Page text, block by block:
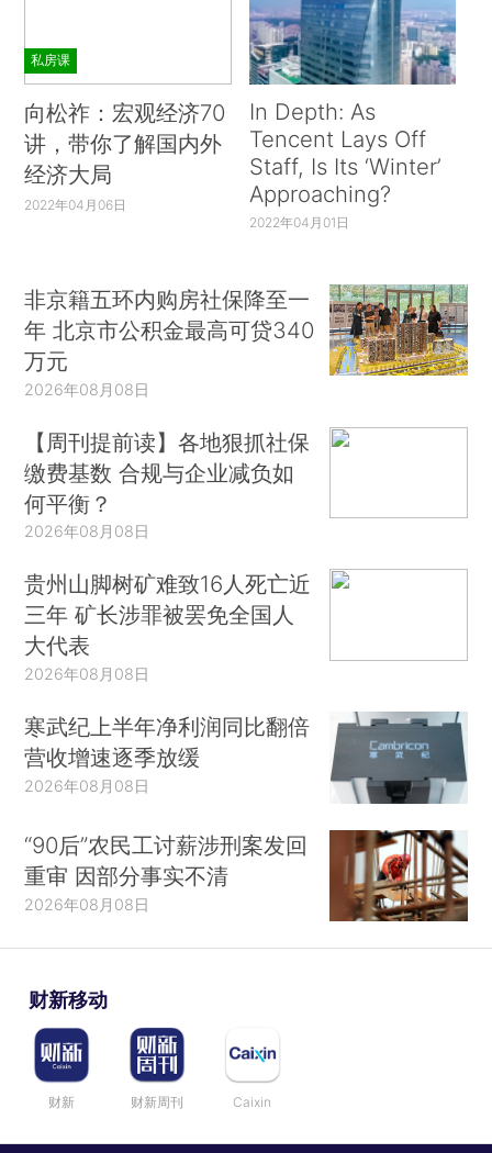
私房课
向松祚：宏观经济70
讲，带你了解国内外
经济大局
2022年04月06日
In Depth: As
Tencent Lays Off
Staff, Is Its ‘Winter’
Approaching?
2022年04月01日
非京籍五环内购房社保降至一
年 北京市公积金最高可贷340
万元
2026年08月08日
【周刊提前读】各地狠抓社保
缴费基数 合规与企业减负如
何平衡？
2026年08月08日
贵州山脚树矿难致16人死亡近
三年 矿长涉罪被罢免全国人
大代表
2026年08月08日
寒武纪上半年净利润同比翻倍
营收增速逐季放缓
2026年08月08日
“90后”农民工讨薪涉刑案发回
重审 因部分事实不清
2026年08月08日
财新移动
财新 财新周刊 Caixin